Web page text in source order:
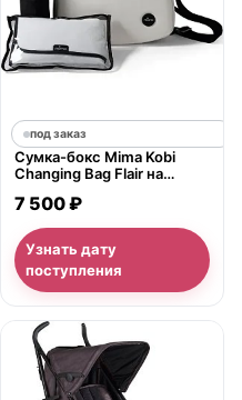
под заказ
Сумка-бокс Mima Kobi
Changing Bag Flair на
7 500 ₽
Узнать дату
поступления